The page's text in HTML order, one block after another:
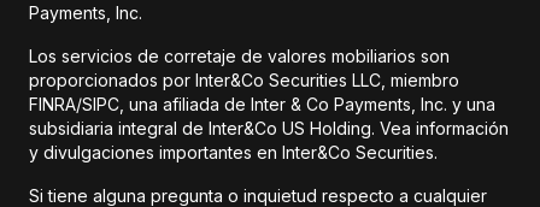
Payments, Inc.
Los servicios de corretaje de valores mobiliarios son
proporcionados por Inter&Co Securities LLC, miembro
FINRA/SIPC, una afiliada de Inter & Co Payments, Inc. y una
subsidiaria integral de Inter&Co US Holding. Vea información
y divulgaciones importantes en Inter&Co Securities.
Si tiene alguna pregunta o inquietud respecto a cualquier